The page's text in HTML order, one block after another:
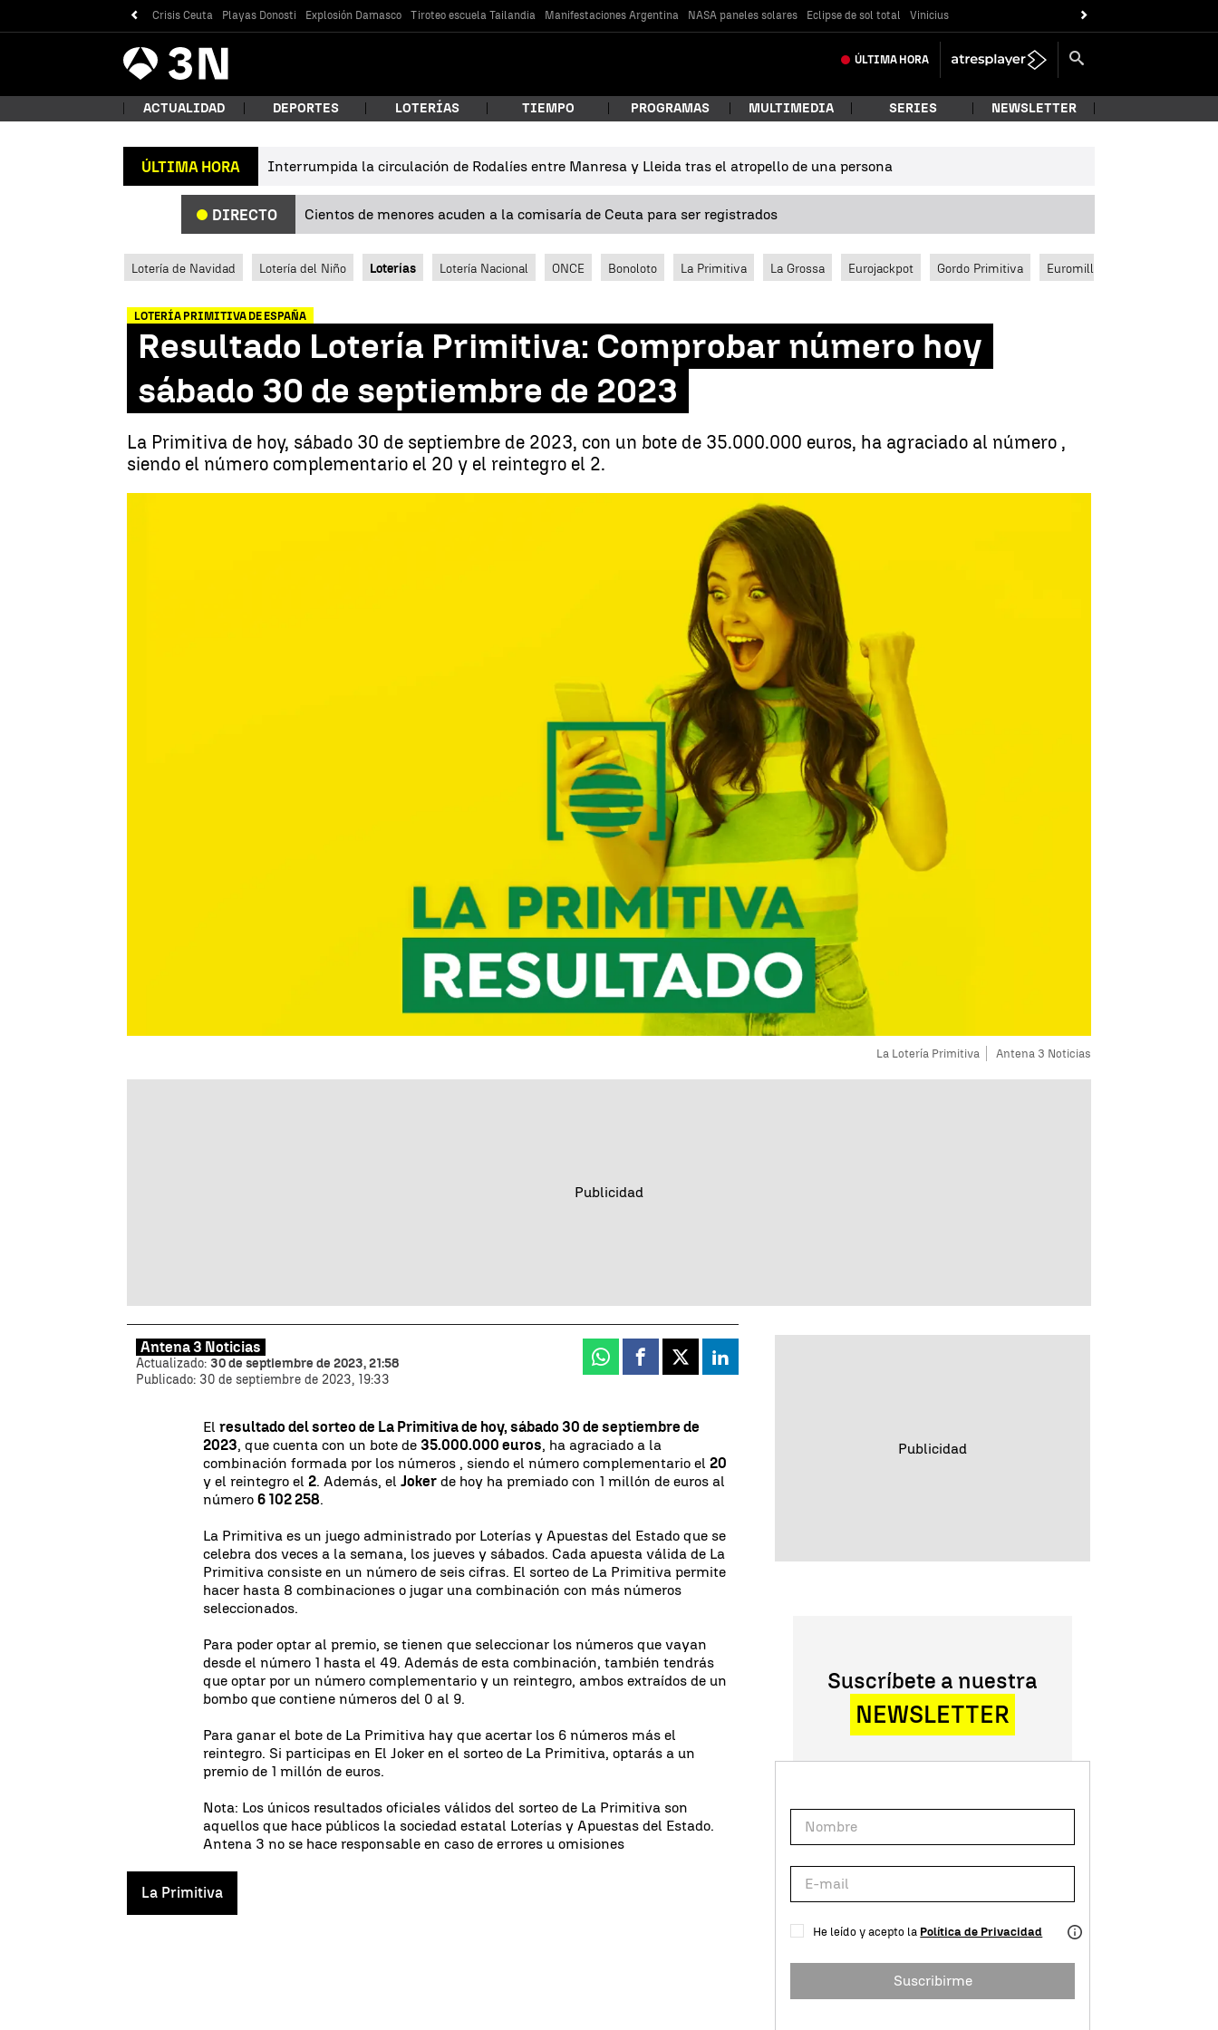
Crisis Ceuta Playas Donosti Explosión Damasco Tiroteo escuela Tailandia Manifestaciones Argentina NASA paneles solares Eclipse de sol total Vinicius
Antena
3 Noticias ÚLTIMA HORA
¿Qué estás buscando?
Buscar
ACTUALIDAD DEPORTES LOTERÍAS TIEMPO PROGRAMAS MULTIMEDIA SERIES NEWSLETTER
ÚLTIMA HORA Interrumpida la circulación de Rodalíes entre Manresa y Lleida tras el atropello de una persona
DIRECTO Cientos de menores acuden a la comisaría de Ceuta para ser registrados
Lotería de Navidad Lotería del Niño Loterías Lotería Nacional ONCE Bonoloto La Primitiva La Grossa Eurojackpot Gordo Primitiva Euromillones
LOTERÍA PRIMITIVA DE ESPAÑA
Resultado Lotería Primitiva: Comprobar número hoy
sábado 30 de septiembre de 2023
La Primitiva de hoy, sábado 30 de septiembre de 2023, con un bote de 35.000.000 euros, ha agraciado al número ,
siendo el número complementario el 20 y el reintegro el 2.
La Lotería Primitiva Antena 3 Noticias
Antena 3 Noticias
Actualizado: 30 de septiembre de 2023, 21:58
Publicado: 30 de septiembre de 2023, 19:33
Whatsapp
Facebook
X Linkedin
Elresultado del sorteo de La Primitiva de hoy, sábado 30 de septiembre de
2023, que cuenta con un bote de 35.000.000 euros, ha agraciado a la
combinación formada por los números , siendo el número complementario el20
y el reintegro el2. Además, elJoker de hoy ha premiado con 1 millón de euros al
número6 102 258.
La Primitiva es un juego administrado por Loterías y Apuestas del Estado que se
celebra dos veces a la semana, los jueves y sábados. Cada apuesta válida de La
Primitiva consiste en un número de seis cifras. El sorteo de La Primitiva permite
hacer hasta 8 combinaciones o jugar una combinación con más números
seleccionados.
Para poder optar al premio, se tienen que seleccionar los números que vayan
desde el número 1 hasta el 49. Además de esta combinación, también tendrás
que optar por un número complementario y un reintegro, ambos extraídos de un
bombo que contiene números del 0 al 9.
Para ganar el bote de La Primitiva hay que acertar los 6 números más el
reintegro. Si participas en El Joker en el sorteo de La Primitiva, optarás a un
premio de 1 millón de euros.
Nota: Los únicos resultados oficiales válidos del sorteo de La Primitiva son
aquellos que hace públicos la sociedad estatal Loterías y Apuestas del Estado.
Antena 3 no se hace responsable en caso de errores u omisiones
La Primitiva
Suscríbete a nuestra
NEWSLETTER
He leído y acepto la Política de Privacidad
Suscribirme